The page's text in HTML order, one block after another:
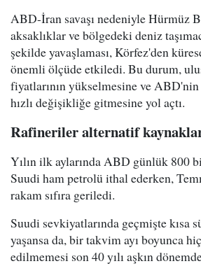
ABD-İran savaşı nedeniyle Hürmüz
aksaklıklar ve bölgedeki deniz
şekilde yavaşlaması, Körfez'den
önemli ölçüde etkiledi. Bu durum,
fiyatlarının yükselmesine ve
hızlı değişikliğe gitmesine yol açtı.
Rafineriler alternatif
Yılın ilk aylarında ABD günlük 800
Suudi ham petrolü ithal ederken,
rakam sıfıra geriledi.
Suudi sevkiyatlarında geçmişte kısa
yaşansa da, bir takvim ayı boyunca
edilmemesi son 40 yılı aşkın